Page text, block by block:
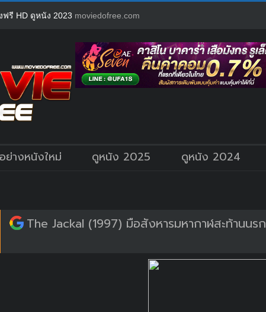
รี HD ดูหนัง 2023 moviedofree.com
ย่างหนังใหม่ ดูหนัง 2025 ดูหนัง 2024
The Jackal (1997) มือสังหารมหากาฬสะท้านนรก